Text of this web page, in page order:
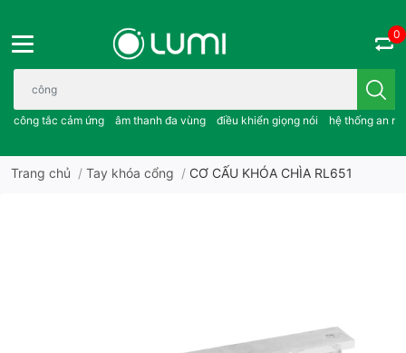
Bạn cần tìm gì..; công tắc cảm ứng..; âm thanh đa vùng ; điều
công tắc cảm ứng âm thanh đa vùng điều khiển giọng nói hệ thống an
0
Trang chủ / Tay khóa cổng / CƠ CẤU KHÓA CHÌA RL651